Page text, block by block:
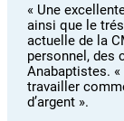
« Une
ainsi que le
actuelle de la
personnel, des
Anabaptistes.
travailler
d’argent ».